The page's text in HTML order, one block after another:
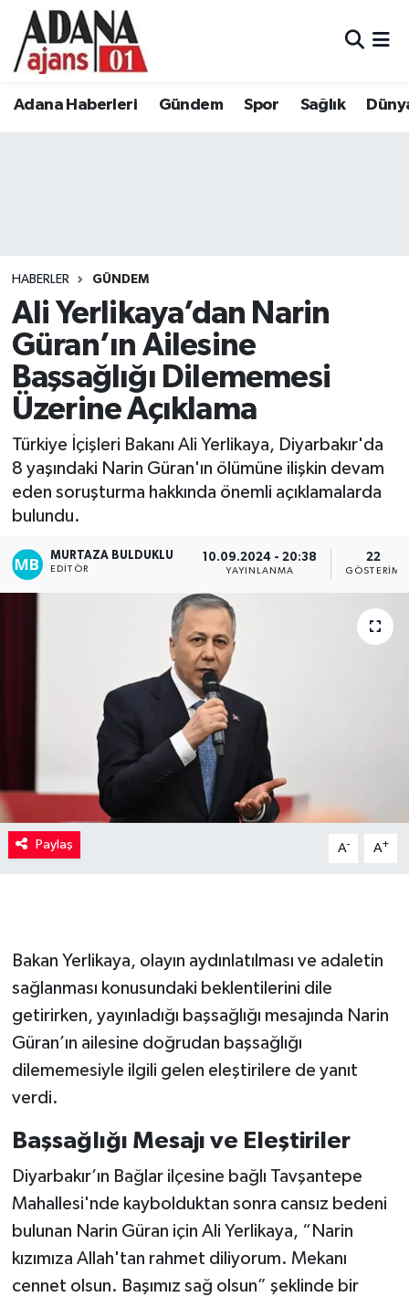
Adana Haberleri Gündem Spor Sağlık
HABERLER GÜNDEM
Ali Yerlikaya’dan Narin
Güran’ın Ailesine
Başsağlığı Dilememesi
Üzerine Açıklama
Türkiye İçişleri Bakanı Ali Yerlikaya, Diyarbakır'da
8 yaşındaki Narin Güran'ın ölümüne ilişkin devam
eden soruşturma hakkında önemli açıklamalarda
bulundu.
MURTAZA BULDUKLU
EDITÖR
10.09.2024 - 20:38
YAYINLANMA
22
GÖSTERIM
Paylaş A- A+
Bakan Yerlikaya, olayın aydınlatılması ve adaletin
sağlanması konusundaki beklentilerini dile
getirirken, yayınladığı başsağlığı mesajında Narin
Güran’ın ailesine doğrudan başsağlığı
dilememesiyle ilgili gelen eleştirilere de yanıt
verdi.
Başsağlığı Mesajı ve Eleştiriler
Diyarbakır’ın Bağlar ilçesine bağlı Tavşantepe
Mahallesi'nde kaybolduktan sonra cansız bedeni
bulunan Narin Güran için Ali Yerlikaya, “Narin
kızımıza Allah'tan rahmet diliyorum. Mekanı
cennet olsun. Başımız sağ olsun” şeklinde bir
Adana Haberleri
Eğitim
Siyaset
Ekonomi
Kadın
Magazin
Adana Nöbetçi Eczaneler
Tüm Manşetler
Son Dakika Haberleri
Haber Arşivi